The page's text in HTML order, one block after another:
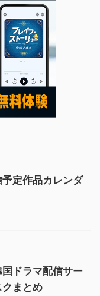
定作品カレンダ
ドラマ配信サー
クまとめ